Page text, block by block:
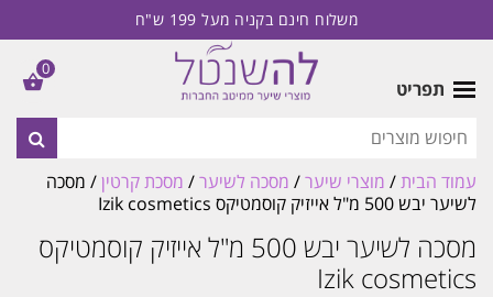
משלוח חינם בקניה מעל 199 ש"ח
תפריט
עמוד הבית/ מוצרי שיער/ מסכה לשיער/ מסכת קרטין/ מסכה
לשיער יבש 500 מ"ל אייזיק קוסמטיקס Izik cosmetics
מסכה לשיער יבש 500 מ"ל אייזיק קוסמטיקס
Izik cosmetics
0